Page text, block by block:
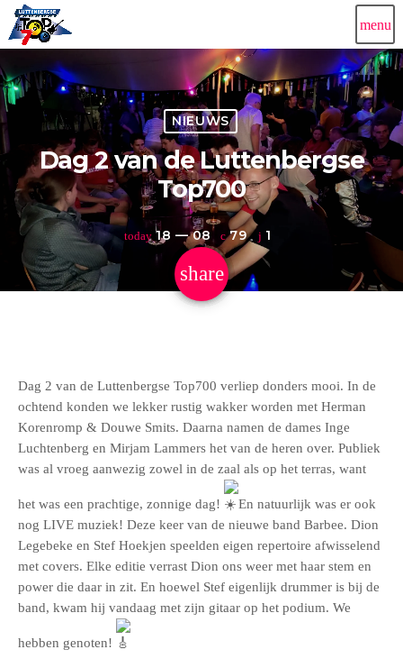
menu
NIEUWS
Dag 2 van de Luttenbergse
Top700
today 18 — 08 79 1
share
email
Dag 2 van de Luttenbergse Top700 verliep donders mooi. In de
ochtend konden we lekker rustig wakker worden met Herman
Korenromp & Douwe Smits. Daarna namen de dames Inge
Luchtenberg en Mirjam Lammers het van de heren over. Publiek
was al vroeg aanwezig zowel in de zaal als op het terras, want
het was een prachtige, zonnige dag!
En natuurlijk was er ook
nog LIVE muziek! Deze keer van de nieuwe band Barbee. Dion
Legebeke en Stef Hoekjen speelden eigen repertoire afwisselend
met covers. Elke editie verrast Dion ons weer met haar stem en
power die daar in zit. En hoewel Stef eigenlijk drummer is bij de
band, kwam hij vandaag met zijn gitaar op het podium. We
hebben genoten!